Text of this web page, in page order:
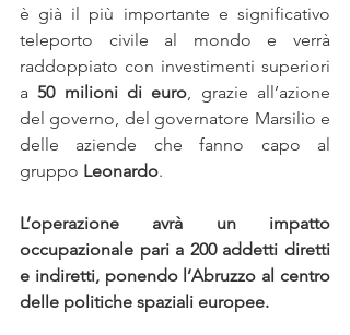
è già il più importante e significativo
teleporto civile al mondo e verrà
raddoppiato con investimenti superiori
a 50 milioni di euro , grazie all’azione
del governo, del governatore Marsilio e
delle aziende che fanno capo al
gruppo Leonardo.
L’operazione avrà un impatto
occupazionale pari a 200 addetti diretti
e indiretti, ponendo l’Abruzzo al centro
delle politiche spaziali europee.